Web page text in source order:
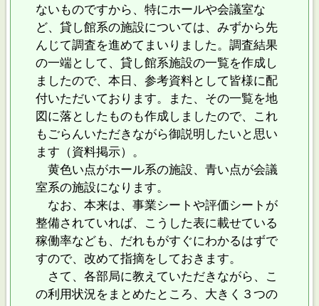
ないものですから、特にホールや会議室な
ど、貸し館系の施設については、みずから先
んじて調査を進めてまいりました。調査結果
の一端として、貸し館系施設の一覧を作成し
ましたので、本日、参考資料として皆様に配
付いただいております。また、その一覧を地
図に落としたものも作成しましたので、これ
もごらんいただきながら御説明したいと思い
ます（資料掲示）。
黄色い点がホール系の施設、青い点が会議
室系の施設になります。
なお、本来は、事業シートや評価シートが
整備されていれば、こうした表に載せている
稼働率なども、だれもがすぐにわかるはずで
すので、改めて指摘をしておきます。
さて、各部局に教えていただきながら、こ
の利用状況をまとめたところ、大きく３つの